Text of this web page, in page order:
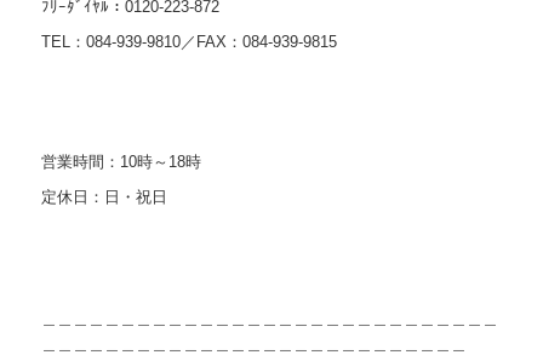
ﾌﾘｰﾀﾞｲﾔﾙ：0120-223-872
TEL：084-939-9810／FAX：084-939-9815
営業時間：10時～18時
定休日：日・祝日